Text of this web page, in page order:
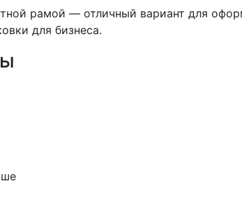
рамой — отличный вариант для
для бизнеса.